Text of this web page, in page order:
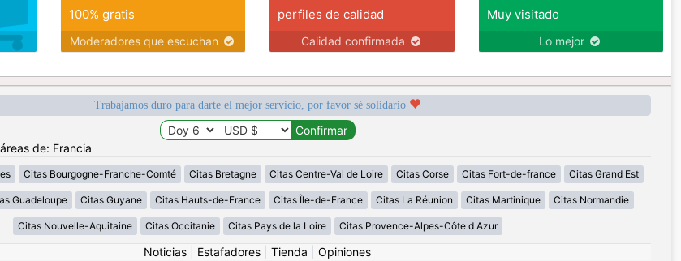
100% gratis
Moderadores que escuchan
perfiles de calidad
Calidad confirmada
Muy visitado
Lo mejor
Trabajamos duro para darte el mejor servicio, por favor sé solidario
de: Francia
Citas Bourgogne-Franche-Comté Citas Bretagne Citas Centre-Val de Loire Citas Corse Citas Fort-de-france Citas Grand Est
Guadeloupe Citas Guyane Citas Hauts-de-France Citas Île-de-France Citas La Réunion Citas Martinique Citas Normandie
Citas Nouvelle-Aquitaine Citas Occitanie Citas Pays de la Loire Citas Provence-Alpes-Côte d Azur
Noticias Estafadores Tienda Opiniones